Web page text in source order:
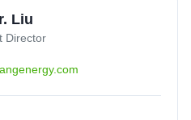
Liu
Director